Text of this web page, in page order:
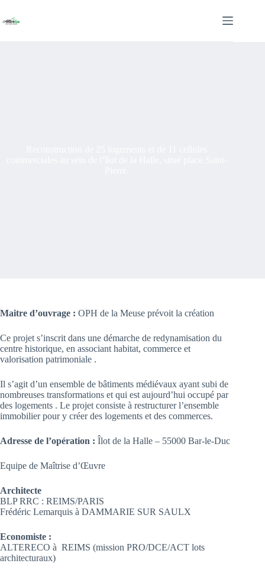
contenu
Maitre d’ouvrage : OPH de la Meuse prévoit la création
Ce projet s’inscrit dans une démarche de redynamisation du
centre historique, en associant habitat, commerce et
valorisation patrimoniale .
Il s’agit d’un ensemble de bâtiments médiévaux ayant subi de
nombreuses transformations et qui est aujourd’hui occupé par
des logements . Le projet consiste à restructurer l’ensemble
immobilier pour y créer des logements et des commerces.
Adresse de l’opération : Îlot de la Halle – 55000 Bar-le-Duc
Equipe de Maîtrise d’Œuvre
Architecte
BLP RRC : REIMS/PARIS
Frédéric Lemarquis à DAMMARIE SUR SAULX
Economiste :
ALTERECO à REIMS (mission PRO/DCE/ACT lots
architecturaux)